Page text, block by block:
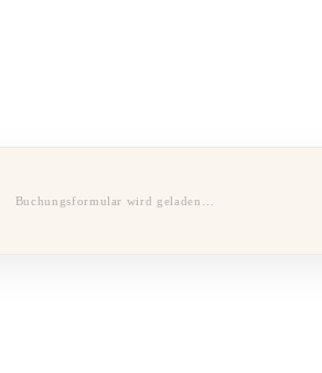
Buchungsformular wird geladen…